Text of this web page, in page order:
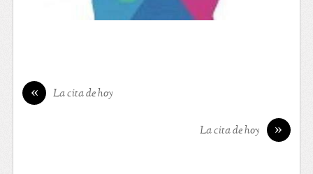
« La cita de hoy
»
La cita de hoy